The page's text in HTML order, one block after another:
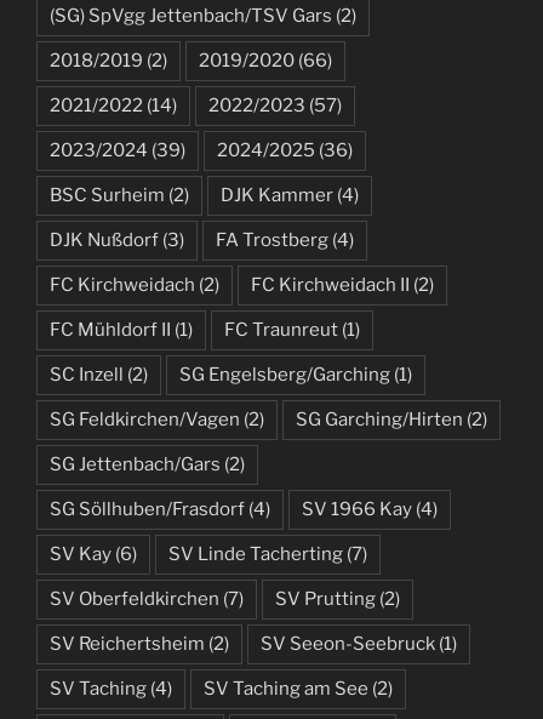
(SG) SpVgg Jettenbach/TSV Gars (2)
2018/2019 (2) 2019/2020 (66)
2021/2022 (14) 2022/2023 (57)
2023/2024 (39) 2024/2025 (36)
BSC Surheim (2) DJK Kammer (4)
DJK Nußdorf (3) FA Trostberg (4)
FC Kirchweidach (2) FC Kirchweidach II (2)
FC Mühldorf II (1) FC Traunreut (1)
SC Inzell (2) SG Engelsberg/Garching (1)
SG Feldkirchen/Vagen (2) SG Garching/Hirten (2)
SG Jettenbach/Gars (2)
SG Söllhuben/Frasdorf (4) SV 1966 Kay (4)
SV Kay (6) SV Linde Tacherting (7)
SV Oberfeldkirchen (7) SV Prutting (2)
SV Reichertsheim (2) SV Seeon-Seebruck (1)
SV Taching (4) SV Taching am See (2)